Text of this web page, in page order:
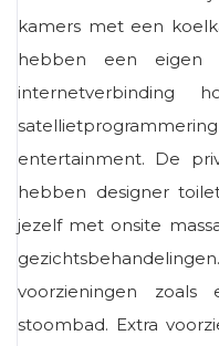
kamers met een
hebben een eigen
entertainment. De
hebben designer
jezelf met onsite
voorzieningen
stoombad. Extra